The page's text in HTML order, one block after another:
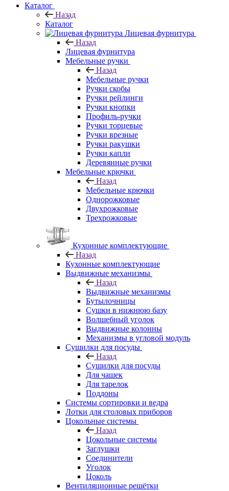
Каталог
Назад
Каталог
Лицевая фурнитура
Назад
Лицевая фурнитура
Мебельные ручки
Назад
Мебельные ручки
Ручки скобы
Ручки рейлинги
Ручки кнопки
Профиль-ручки
Ручки торцевые
Ручки врезные
Ручки ракушки
Ручки капли
Деревянные ручки
Мебельные крючки
Назад
Мебельные крючки
Однорожковые
Двухрожковые
Трехрожковые
Кухонные комплектующие
Назад
Кухонные комплектующие
Выдвижные механизмы
Назад
Выдвижные механизмы
Бутылочницы
Сушки в нижнюю базу
Волшебный уголок
Выдвижные колонны
Механизмы в угловой модуль
Сушилки для посуды
Назад
Сушилки для посуды
Для чашек
Для тарелок
Поддоны
Системы сортировки и ведра
Лотки для столовых приборов
Цокольные системы
Назад
Цокольные системы
Заглушки
Соединители
Уголок
Цоколь
Вентиляционные решётки